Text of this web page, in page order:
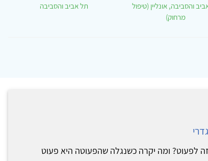
והסביבה, אונליין (טיפול
מרחוק)
תל אביב והסביבה
לפעוט? ומה יקרה כשנגלה שהפעוטה היא פעוט